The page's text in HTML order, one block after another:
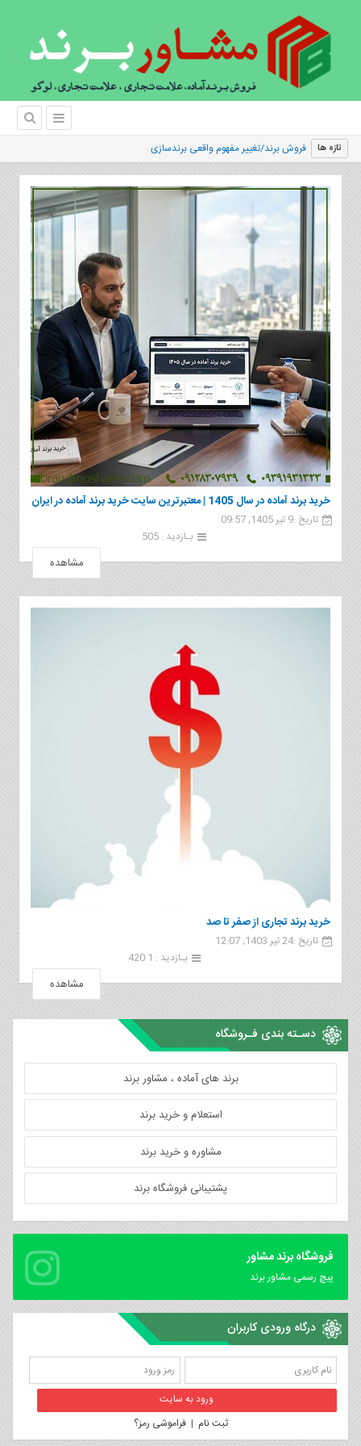
تازه ها |
خرید برند آماده در سال 1405 | معتبرترین سایت خرید برند آماده در ایران
تاریخ :9 تیر 1405, 09:57
بـازدید : 505
مشاهده
خرید برند تجاری از صفر تا صد
تاریخ :24 تیر 1403, 12:07
بـازدید : 1 420
مشاهده
دسـته بندی فـروشگاه
برند های آماده ، مشاور برند
استعلام و خرید برند
مشاوره و خرید برند
پشتیبانی فروشگاه برند
فروشگاه برند مشاور
پیچ رسمی مشاور برند
درگاه ورودی کاربران
ثبت نام |فراموشی رمز؟